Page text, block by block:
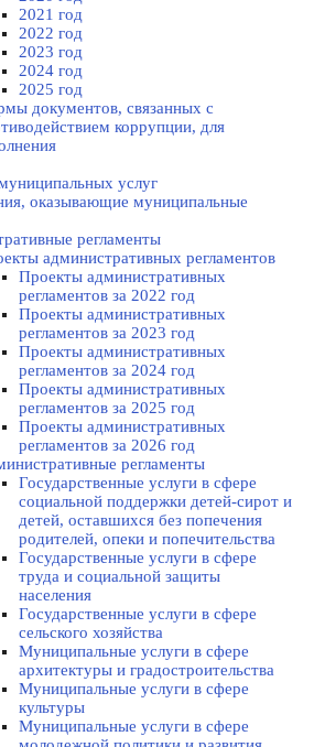
2021 год
2022 год
2023 год
2024 год
2025 год
документов, связанных с
коррупции, для
услуг
оказывающие муниципальные
регламенты
административных регламентов
Проекты административных
регламентов за 2022 год
Проекты административных
регламентов за 2023 год
Проекты административных
регламентов за 2024 год
Проекты административных
регламентов за 2025 год
Проекты административных
регламентов за 2026 год
регламенты
Государственные услуги в сфере
социальной поддержки детей-сирот и
детей, оставшихся без попечения
родителей, опеки и попечительства
Государственные услуги в сфере
труда и социальной защиты
населения
Государственные услуги в сфере
сельского хозяйства
Муниципальные услуги в сфере
архитектуры и градостроительства
Муниципальные услуги в сфере
культуры
Муниципальные услуги в сфере